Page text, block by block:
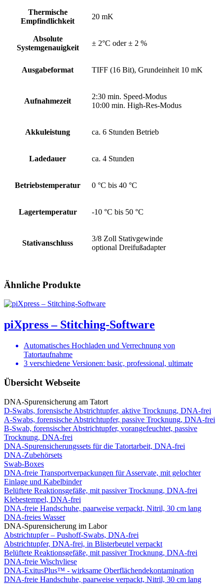
Thermische
Empfindlichkeit
20 mK
Absolute
Systemgenauigkeit
± 2°C oder ± 2 %
Ausgabeformat TIFF (16 Bit), Grundeinheit 10 mK
Aufnahmezeit
2:30 min. Speed-Modus
10:00 min. High-Res-Modus
Akkuleistung ca. 6 Stunden Betrieb
Ladedauer ca. 4 Stunden
Betriebstemperatur 0 °C bis 40 °C
Lagertemperatur -10 °C bis 50 °C
Stativanschluss
3/8 Zoll Stativgewinde
optional Dreifußadapter
Ähnliche Produkte
piXpress – Stitching-Software
Automatisches Hochladen und Verrechnung von
Tatortaufnahme
3 verschiedene Versionen: basic, professional, ultimate
Übersicht Webseite
DNA-Spurensicherung am Tatort
D-Swabs, forensische Abstrichtupfer, aktive Trocknung, DNA-frei
A-Swabs, forensische Abstrichtupfer, passive Trocknung, DNA-frei
B-Swab, forensischer Abstrichtupfer, vorangefeuchtet, passive
Trocknung, DNA-frei
DNA-Spurensicherungssets für die Tatortarbeit, DNA-frei
DNA-Zubehörsets
Swab-Boxes
DNA-freie Transportverpackungen für Asservate, mit gelochter
Einlage und Kabelbinder
Belüftete Reaktionsgefäße, mit passiver Trocknung, DNA-frei
Klebestempel, DNA-frei
DNA-freie Handschuhe, paarweise verpackt, Nitril, 30 cm lang
DNA-freies Wasser
DNA-Spurensicherung im Labor
Abstrichtupfer – Pushoff-Swabs, DNA-frei
Abstrichtupfer, DNA-frei, in Blisterbeutel verpackt
Belüftete Reaktionsgefäße, mit passiver Trocknung, DNA-frei
DNA-freie Wischvliese
DNA-ExitusPlus™ - wirksame Oberflächendekontamination
DNA-freie Handschuhe, paarweise verpackt, Nitril, 30 cm lang